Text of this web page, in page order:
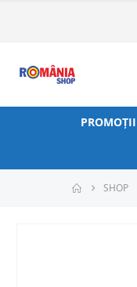
PROMOȚII
SHOP